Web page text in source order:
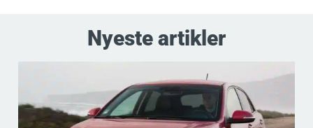
Nyeste artikler